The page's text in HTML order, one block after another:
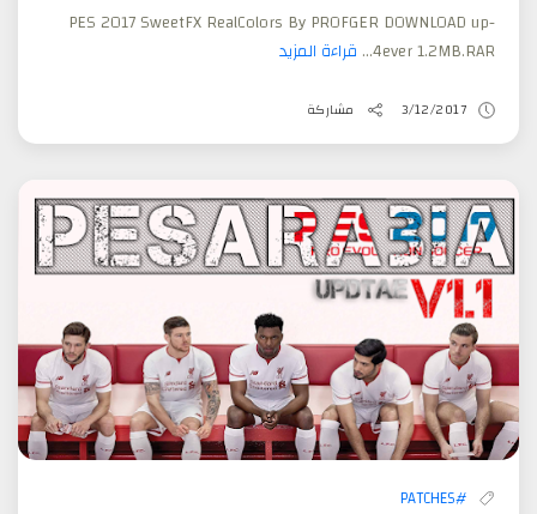
PES 2017 SweetFX RealColors By PROFGER DOWNLOAD up-
4ever 1.2MB.RAR... قراءة المزيد
3/12/2017 مشاركة
#PATCHES